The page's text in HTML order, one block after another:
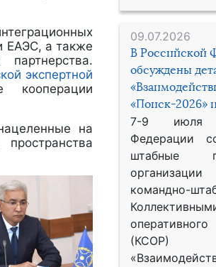
09.07.2026
В Российской
обсуждены
«Поиск-2026»
7-9 июля
Федерации
штабные
командно-
ЕАЭС, а также
экспертной
на